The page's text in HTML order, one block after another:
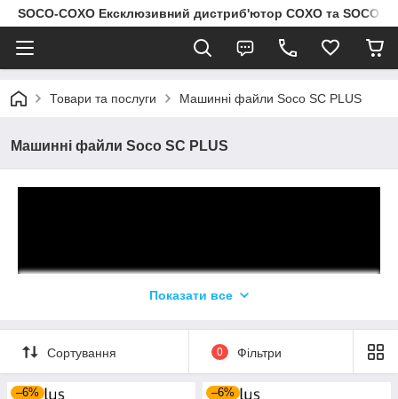
SOCO-COXO Ексклюзивний дистриб'ютор COXO та SOCO в
Товари та послуги Машинні файли Soco SC PLUS
Машинні файли Soco SC PLUS
Показати все
Сортування 0 Фільтри
–6% –6%